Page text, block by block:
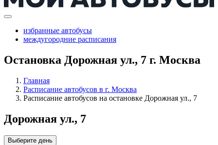
избранные автобусы
междугородние расписания
Остановка Дорожная ул., 7 г. Москва
Главная
Расписание автобусов в г. Москва
Расписание автобусов на остановке Дорожная ул., 7
Дорожная ул., 7
Выберите день